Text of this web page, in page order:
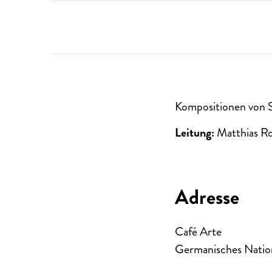
Kompositionen von
Leitung: Matthias
Adresse
Café Arte
Germanisches